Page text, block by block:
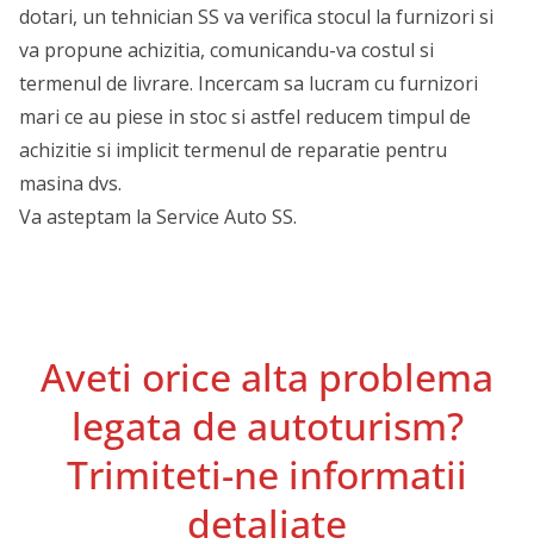
dotari, un tehnician SS va verifica stocul la furnizori si
va propune achizitia, comunicandu-va costul si
termenul de livrare. Incercam sa lucram cu furnizori
mari ce au piese in stoc si astfel reducem timpul de
achizitie si implicit termenul de reparatie pentru
masina dvs.
Va asteptam la Service Auto SS.
Aveti orice alta problema
legata de autoturism?
Trimiteti-ne informatii
detaliate